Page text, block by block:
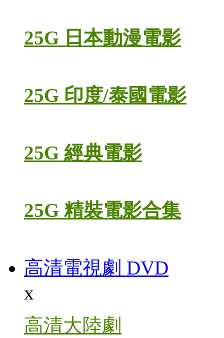
25G 日本動漫電影
25G 印度/泰國電影
25G 經典電影
25G 精裝電影合集
高清電視劇 DVD
x
高清大陸劇